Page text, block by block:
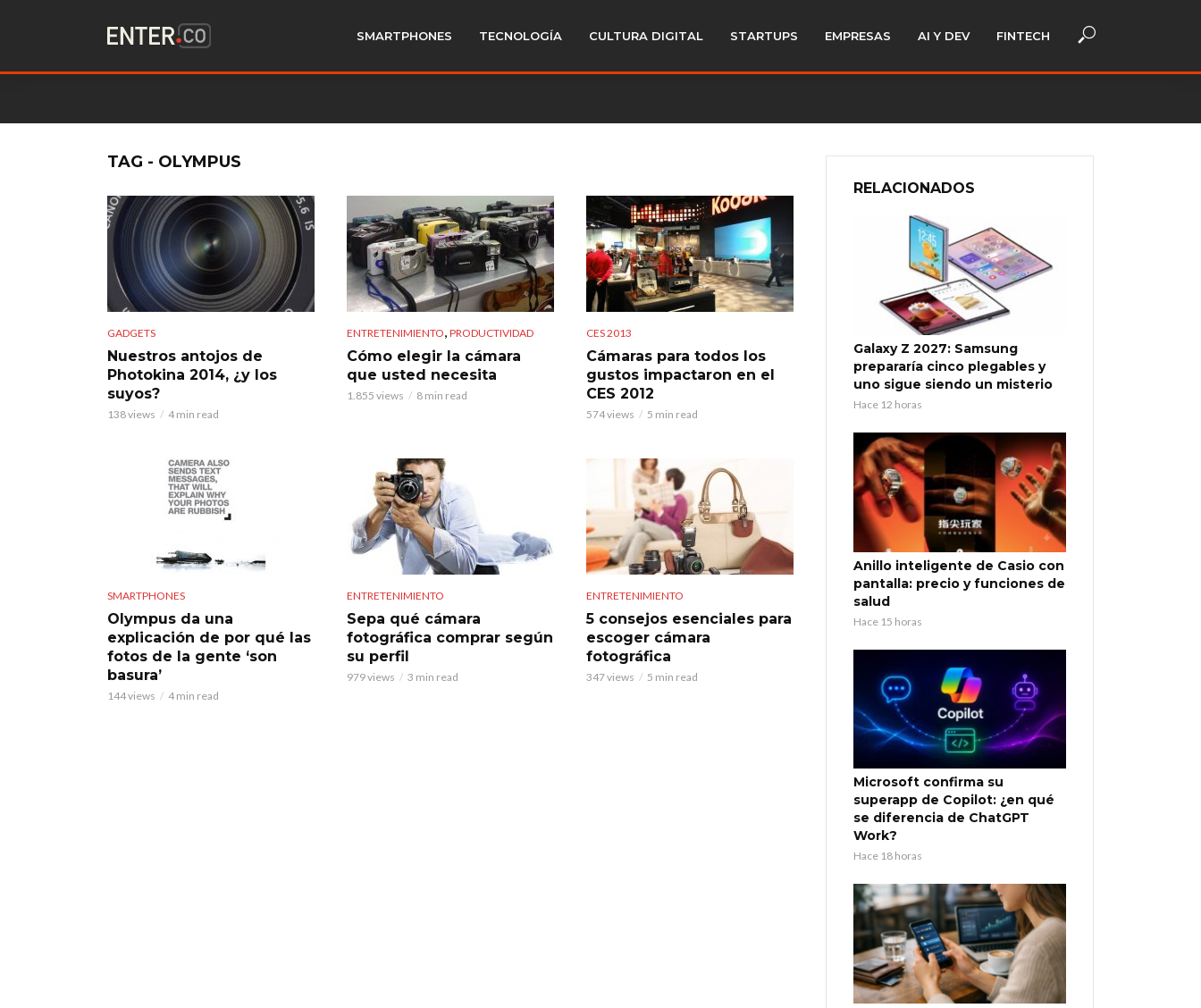
SMARTPHONES TECNOLOGÍA CULTURA DIGITAL STARTUPS EMPRESAS AI Y DEV FINTECH
TAG - OLYMPUS
GADGETS
Nuestros antojos de
Photokina 2014, ¿y los
suyos?
138 views 4 min read
ENTRETENIMIENTO, PRODUCTIVIDAD
Cómo elegir la cámara
que usted necesita
1.855 views 8 min read
CES 2013
Cámaras para todos los
gustos impactaron en el
CES 2012
574 views 5 min read
SMARTPHONES
Olympus da una
explicación de por qué las
fotos de la gente ‘son
basura’
144 views 4 min read
ENTRETENIMIENTO
Sepa qué cámara
fotográfica comprar según
su perfil
979 views 3 min read
ENTRETENIMIENTO
5 consejos esenciales para
escoger cámara
fotográfica
347 views 5 min read
RELACIONADOS
Galaxy Z 2027: Samsung
prepararía cinco plegables y
uno sigue siendo un misterio
Hace 12 horas
Anillo inteligente de Casio con
pantalla: precio y funciones de
salud
Hace 15 horas
Microsoft confirma su
superapp de Copilot: ¿en qué
se diferencia de ChatGPT
Work?
Hace 18 horas